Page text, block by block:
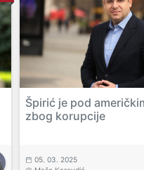
Špirić je pod
zbog korupcije
05. 03. 2025